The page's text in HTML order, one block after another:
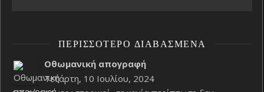
ΠΕΡΙΣΣΌΤΕΡΟ ΔΙΑΒΑΣΜΈΝΑ
Οθωμανική απογραφή
Τετάρτη, 10 Ιουλίου, 2024